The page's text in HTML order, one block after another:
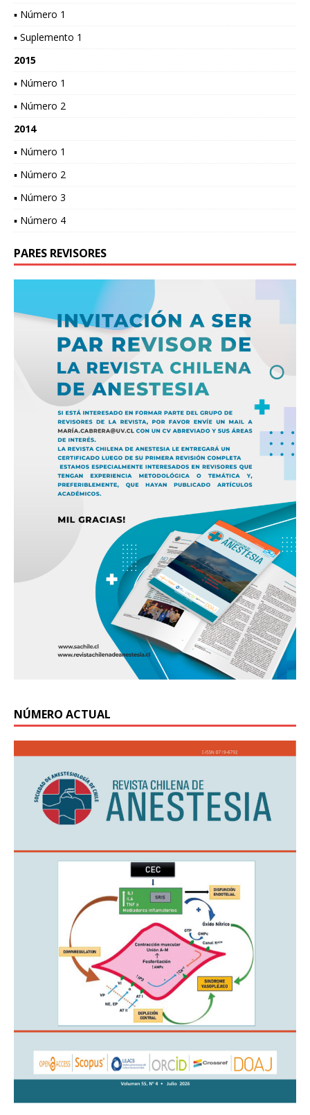
▪ Número 1
▪ Suplemento 1
2015
▪ Número 1
▪ Número 2
2014
▪ Número 1
▪ Número 2
▪ Número 3
▪ Número 4
PARES REVISORES
NÚMERO ACTUAL